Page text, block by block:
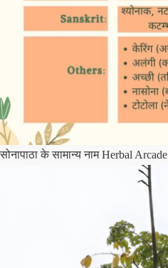
सोनापाठा के सामान्य नाम Herbal Arcade